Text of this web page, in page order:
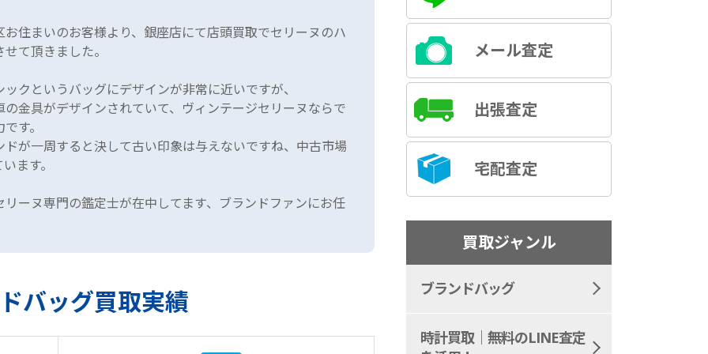
住まいのお客様より、銀座店にて店頭買取でセリーヌのハ
て頂きました。
クというバッグにデザインが非常に近いですが、
金具がデザインされていて、ヴィンテージセリーヌならで
す。
が一周すると決して古い印象は与えないですね、中古市場
ます。
ーヌ専門の鑑定士が在中してます、ブランドファンにお任
バッグ買取実績
メール査定
出張査定
宅配査定
買取ジャンル
ブランドバッグ
時計買取｜無料のLINE査定